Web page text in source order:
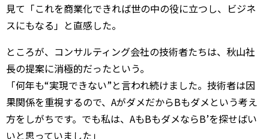
見て「これを商業化できれば世の中の役に立つし、ビジネ
スにもなる」と直感した。
ところが、コンサルティング会社の技術者たちは、秋山社
長の提案に消極的だったという。
「何年も“実現できない”と言われ続けました。技術者は因
果関係を重視するので、AがダメだからBもダメという考え
方をしがちです。でも私は、AもBもダメならB’を探せばい
いと思っていました」